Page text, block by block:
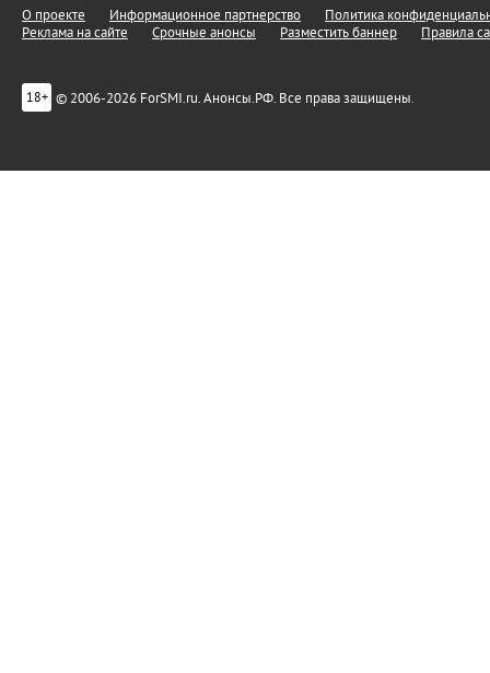
О проекте Информационное партнерство
Политика
Реклама на сайте
Срочные анонсы Разместить баннер Правила
18+ © 2006-2026 ForSMI.ru. Анонсы.РФ. Все права защищены.